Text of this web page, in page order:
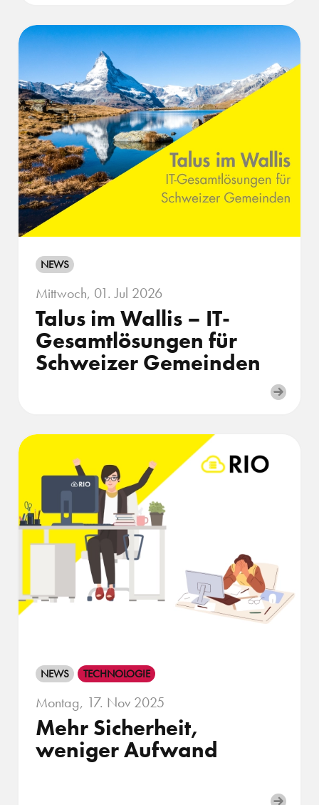
NEWS
Mittwoch, 01. Jul 2026
Talus im Wallis – IT-
Gesamtlösungen für
Schweizer Gemeinden
NEWS TECHNOLOGIE
Montag, 17. Nov 2025
Mehr Sicherheit,
weniger Aufwand